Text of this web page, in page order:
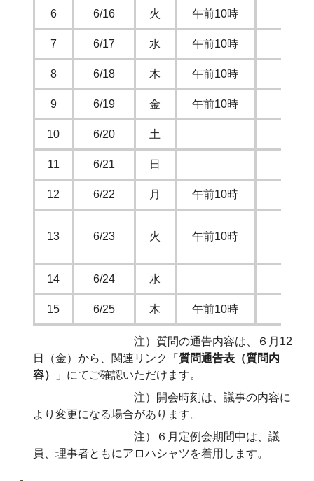
6 6/16 火 午前10時
7 6/17 水 午前10時
8 6/18 木 午前10時
9 6/19 金 午前10時
10 6/20 土
11 6/21 日
12 6/22 月 午前10時
13 6/23 火 午前10時
14 6/24 水
15 6/25 木 午前10時
注）質問の通告内容は、６月12
日（金）から、関連リンク「 質問通告表（質問内
容）
」にてご確認いただけます。
注）開会時刻は、議事の内容に
より変更になる場合があります。
注）６月定例会期間中は、議
員、理事者ともにアロハシャツを着用します。